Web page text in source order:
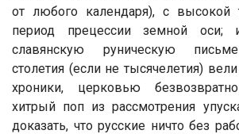
от любого календаря), с высокой
период прецессии земной оси;
славянскую руническую
столетия (если не тысячелетия)
хроники, церковью
хитрый поп из рассмотрения
доказать, что русские ничто без